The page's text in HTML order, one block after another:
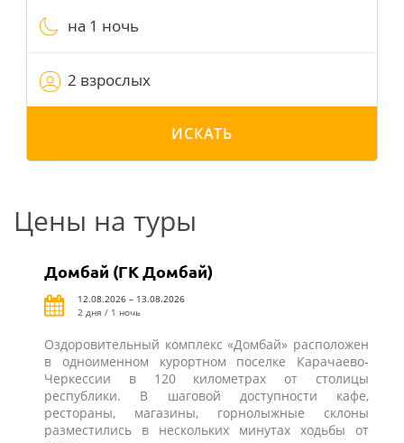
на 1 ночь
2 взрослых
ИСКАТЬ
Цены на туры
Домбай (ГК Домбай)
12.08.2026 – 13.08.2026
2 дня / 1 ночь
Оздоровительный комплекс «Домбай» расположен
в одноименном курортном поселке Карачаево-
Черкессии в 120 километрах от столицы
республики. В шаговой доступности кафе,
рестораны, магазины, горнолыжные склоны
разместились в нескольких минутах ходьбы от